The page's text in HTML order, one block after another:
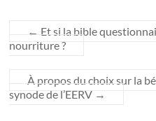
← Et si la bible
nourriture ?
À propos du choix sur la
synode de l’EERV →